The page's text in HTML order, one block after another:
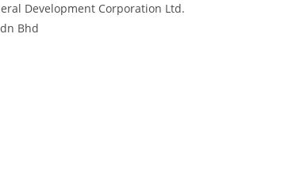
Development Corporation Ltd.
Bhd